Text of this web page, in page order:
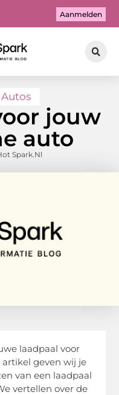
Aanmelden
jouw
auto
Spark.nl
laadpaal voor
geven wij je
van een laadpaal
vertellen over de